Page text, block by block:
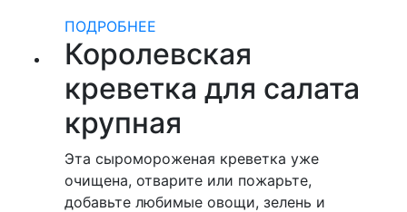
ПОДРОБНЕЕ
Королевская
креветка для салата
крупная
Эта сыромороженая креветка уже
очищена, отварите или пожарьте,
добавьте любимые овощи, зелень и